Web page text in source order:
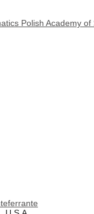
Polish Academy of